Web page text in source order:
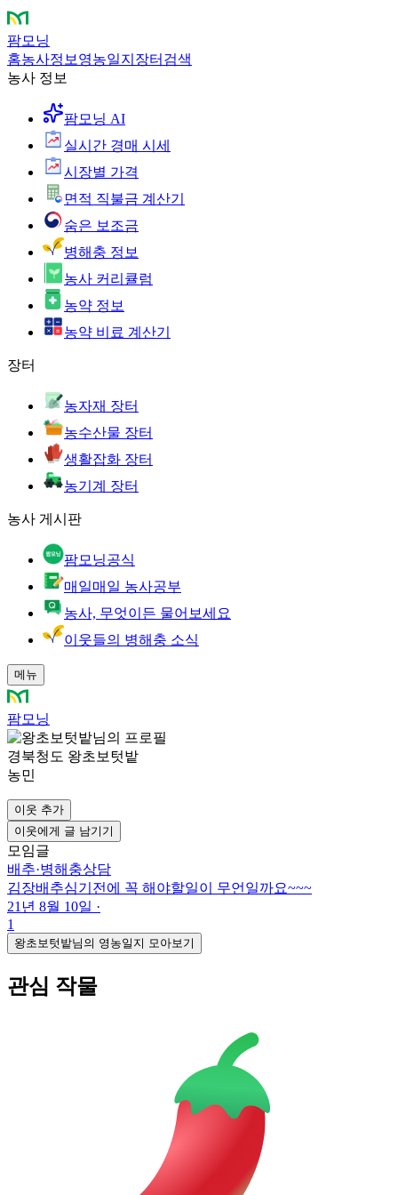
팜모닝
홈농사정보 영농일지 장터 검색
농사 정보
팜모닝 AI
실시간 경매 시세
시장별 가격
면적 직불금 계산기
숨은 보조금
병해충 정보
농사 커리큘럼
농약 정보
농약 비료 계산기
장터
농자재 장터
농수산물 장터
생활잡화 장터
농기계 장터
농사 게시판
팜모닝공식
매일매일 농사공부
농사, 무엇이든 물어보세요
이웃들의 병해충 소식
메뉴
팜모닝
경북청도 왕초보텃밭
농민
이웃 추가
이웃에게 글 남기기
모임글
배추·병해충상담
김장배추심기전에 꼭 해야할일이 무언일까요~~~
21년 8월 10일 ·
1
왕초보텃밭님의 영농일지 모아보기
관심 작물